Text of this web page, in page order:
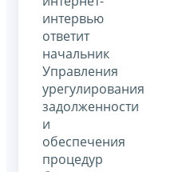
интервью
ответит
начальник
Управления
урегулирования
задолженности
и
обеспечения
процедур